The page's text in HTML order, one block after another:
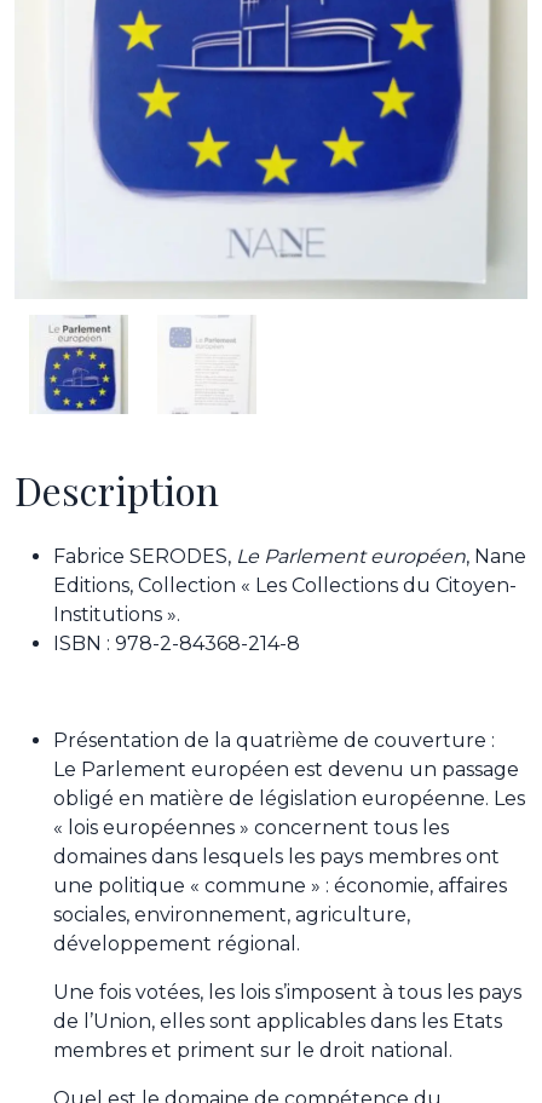
Description
Fabrice SERODES, Le Parlement européen, Nane
Editions, Collection « Les Collections du Citoyen-
Institutions ».
ISBN : 978-2-84368-214-8
Présentation de la quatrième de couverture :
Le Parlement européen est devenu un passage
obligé en matière de législation européenne. Les
« lois européennes » concernent tous les
domaines dans lesquels les pays membres ont
une politique « commune » : économie, affaires
sociales, environnement, agriculture,
développement régional.
Une fois votées, les lois s’imposent à tous les pays
de l’Union, elles sont applicables dans les Etats
membres et priment sur le droit national.
Quel est le domaine de compétence du